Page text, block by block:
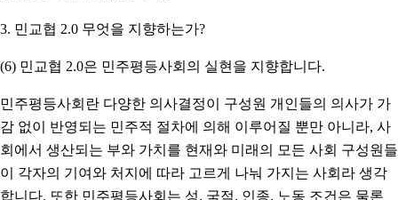
3. 민교협 2.0 무엇을 지향하는가?
(6) 민교협 2.0은 민주평등사회의 실현을 지향합니다.
민주평등사회란 다양한 의사결정이 구성원 개인들의 의사가 가
감 없이 반영되는 민주적 절차에 의해 이루어질 뿐만 아니라, 사
회에서 생산되는 부와 가치를 현재와 미래의 모든 사회 구성원들
이 각자의 기여와 처지에 따라 고르게 나눠 가지는 사회라 생각
합니다. 또한 민주평등사회는 성, 국적, 인종, 노동 조건은 물론